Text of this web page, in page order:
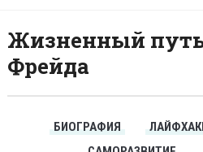
Жизненный
Фрейда
БИОГРАФИЯ